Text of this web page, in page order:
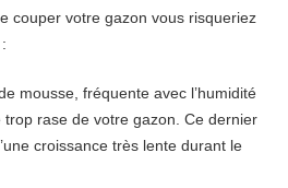
couper votre gazon vous risqueriez
fréquente avec l’humidité
rase de votre gazon. Ce dernier
croissance très lente durant le